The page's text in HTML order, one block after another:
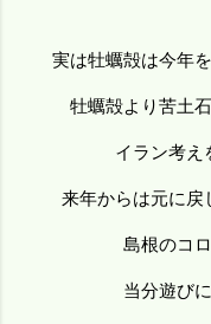
実は牡蠣殻は今年
牡蠣殻より苦土
イラン考え
来年からは元に戻
島根のコ
当分遊び